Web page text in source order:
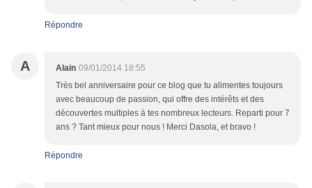
Répondre
A Alain 09/01/2014 18:55
Très bel anniversaire pour ce blog que tu alimentes toujours
avec beaucoup de passion, qui offre des intérêts et des
découvertes multiples à tes nombreux lecteurs. Reparti pour 7
ans ? Tant mieux pour nous ! Merci Dasola, et bravo !
Répondre